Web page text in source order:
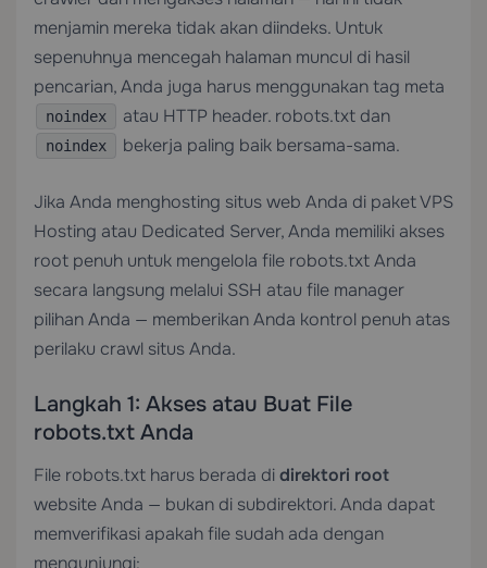
menjamin mereka tidak akan diindeks. Untuk
sepenuhnya mencegah halaman muncul di hasil
pencarian, Anda juga harus menggunakan tag meta
noindex atau HTTP header. robots.txt dan
noindex bekerja paling baik bersama-sama.
Jika Anda menghosting situs web Anda di paketVPS
Hosting atau Dedicated Server, Anda memiliki akses
root penuh untuk mengelola file robots.txt Anda
secara langsung melalui SSH atau file manager
pilihan Anda — memberikan Anda kontrol penuh atas
perilaku crawl situs Anda.
Langkah 1: Akses atau Buat File
robots.txt Anda
File robots.txt harus berada didirektori root
website Anda — bukan di subdirektori. Anda dapat
memverifikasi apakah file sudah ada dengan
mengunjungi: